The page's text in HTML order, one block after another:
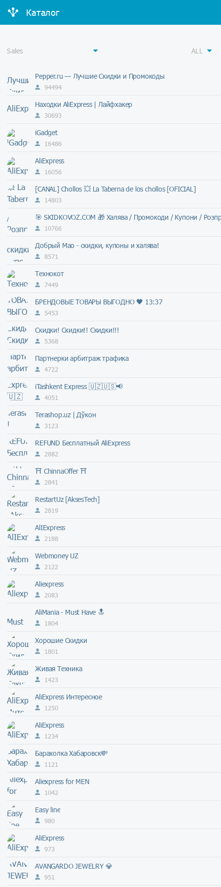
Каталог
Pepper.ru — Лучшие Скидки и Промокоды
94494
Находки AliExpress | Лайфхакер
30693
iGadget
16486
AliExpress
16056
[CANAL] Chollos 💥 La Taberna de los chollos [OFICIAL]
14803
🎯 SKIDKOVOZ.COM 🎁 Халява / Промокоди / Купони /
10766
Добрый Мао - скидки, купоны и халява!
8571
Технокот
7449
БРЕНДОВЫЕ ТОВАРЫ ВЫГОДНО 🖤 13:37
5453
Скидки! Скидки!! Скидки!!!
5368
Партнерки арбитраж трафика
4722
iTashkent Express 🇺🇿🇺🇸📢
4051
Terashop.uz | Дўкон
3123
REFUND Бесплатный AliExpress
2882
⛩ ChinnaOffer ⛩
2841
RestartUz [AksesTech]
2819
AlIExpress
2188
Webmoney UZ
2122
Aliexpress
2083
AliMania - Must Have 🔝
1804
Хорошие Скидки
1801
Живая Техника
1423
AliExpress Интересное
1250
AliExpress
1234
Барахолка Хабаровск💸
1121
Aliexpress for MEN
1042
Easy line
980
AliExpress
973
AVANGARDO JEWELRY 💎
951